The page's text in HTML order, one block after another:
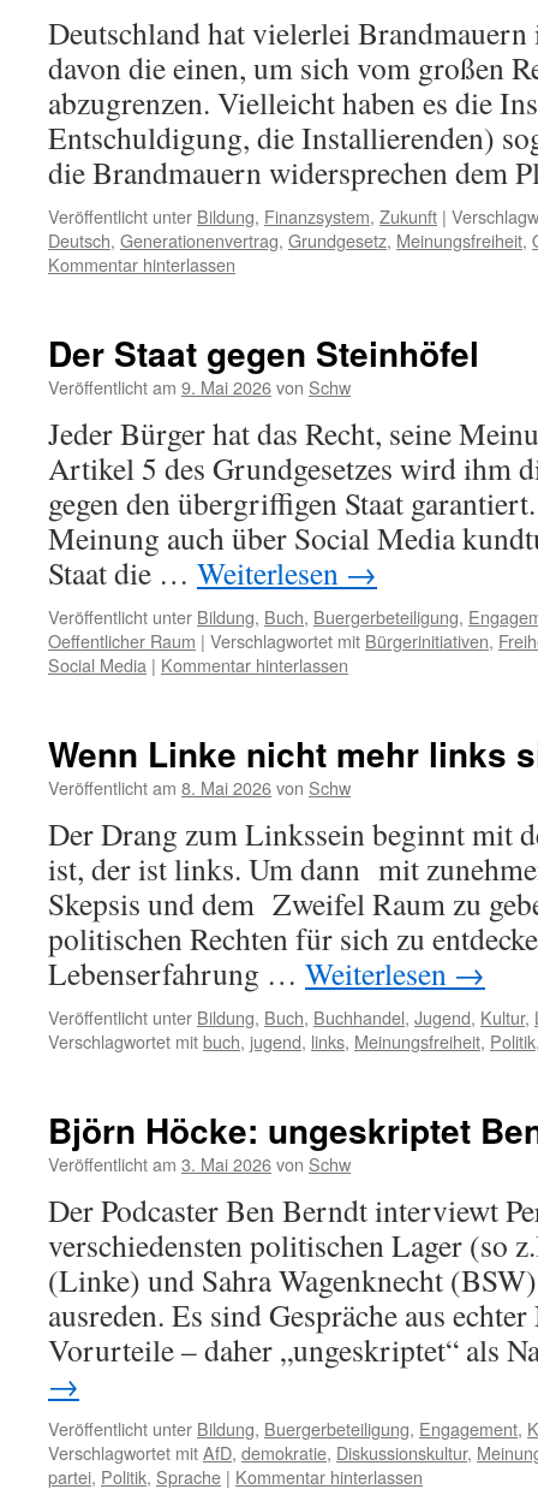
Deutschland hat vielerlei
davon die einen, um sich vom großen
abzugrenzen. Vielleicht haben es die
Entschuldigung, die Installierenden)
die Brandmauern widersprechen dem
Veröffentlicht unter Bildung, Finanzsystem, Zukunft |
Deutsch, Generationenvertrag, Grundgesetz, Meinungsfreiheit,
Kommentar hinterlassen
Der Staat gegen Steinhöfel
Veröffentlicht am 9. Mai 2026von Schw
Jeder Bürger hat das Recht, seine
Artikel 5 des Grundgesetzes wird ihm
gegen den übergriffigen Staat
Meinung auch über Social Media
Staat die … Weiterlesen →
Veröffentlicht unter Bildung, Buch, Buergerbeteiligung,
Oeffentlicher Raum | Verschlagwortet mit Bürgerinitiativen,
Social Media | Kommentar hinterlassen
Wenn Linke nicht mehr links
Veröffentlicht am 8. Mai 2026von Schw
Der Drang zum Linkssein beginnt mit
ist, der ist links. Um dann mit
Skepsis und dem Zweifel Raum zu
politischen Rechten für sich zu
Lebenserfahrung … Weiterlesen →
Veröffentlicht unter Bildung, Buch, Buchhandel, Jugend, Kultur,
Verschlagwortet mitbuch, jugend, links, Meinungsfreiheit, Politik
Björn Höcke: ungeskriptet
Veröffentlicht am 3. Mai 2026von Schw
Der Podcaster Ben Berndt interviewt
verschiedensten politischen Lager (so
(Linke) und Sahra Wagenknecht
ausreden. Es sind Gespräche aus
Vorurteile – daher „ungeskriptet“ als
→
Veröffentlicht unter Bildung, Buergerbeteiligung, Engagement,
Verschlagwortet mitAfD, demokratie, Diskussionskultur,
partei, Politik, Sprache | Kommentar hinterlassen